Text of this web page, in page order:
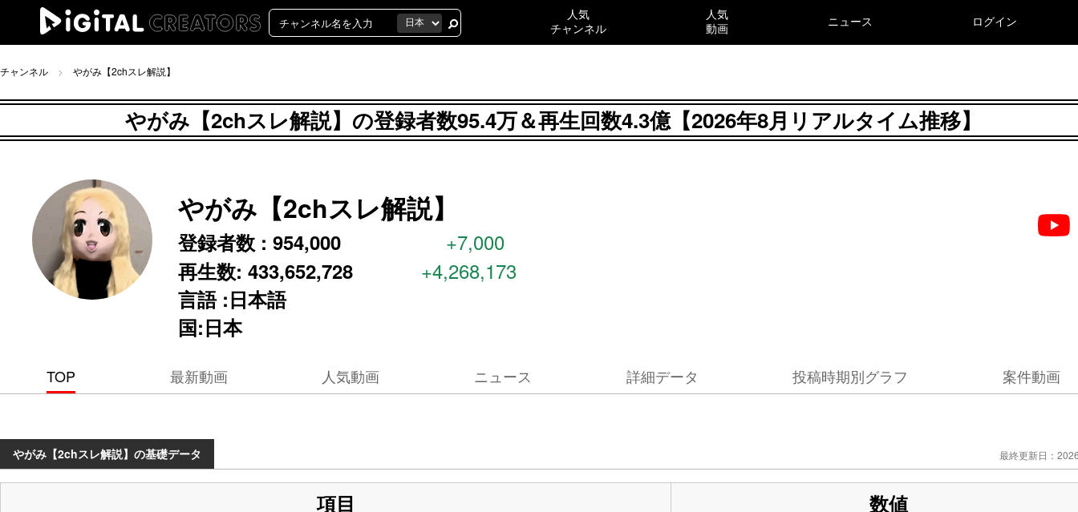
人気
チャンネル
人気
動画
ニュース ログイン
チャンネル やがみ【2chスレ解説】
やがみ【2chスレ解説】の登録者数95.4万＆再生回数4.3億【2026年8月リアルタイム推移】
やがみ【2chスレ解説】
登録者数 : 954,000 +7,000
再生数: 433,652,728 +4,268,173
言語 :日本語
国:日本
TOP 最新動画 人気動画 ニュース 詳細データ 投稿時期別グラフ 案件動画
やがみ【2chスレ解説】の基礎データ 最終更新日：
項目 数値